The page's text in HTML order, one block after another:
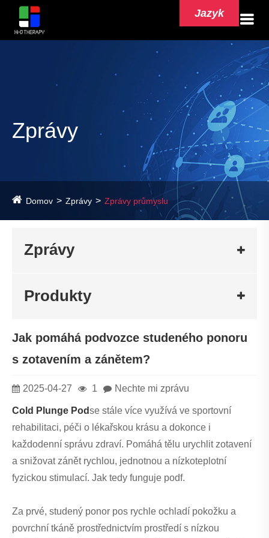
Jazyk
Zprávy
Domov Zprávy Zprávy průmyslu
Zprávy
Produkty
Jak pomáhá podvozce studeného ponoru
s zotavením a zánětem?
2025-04-27 1 Nechte mi zprávu
Cold Plunge Podse stále více využívá ve sportovní
rehabilitaci, péči o lékařskou krásu a dokonce i
každodenní správu zdraví. Pomáhá tělu urychlit zotavení
a snižovat zánět rychlou, jednotnou a nízkoteplotní
fyzickou stimulací. Jak tedy funguje podf.
Za prvé, studený ponor pos rychle ochladí pokožku a
povrchní tkáně prostřednictvím prostředí s nízkou